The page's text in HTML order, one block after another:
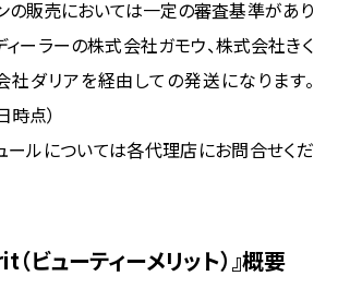
の販売においては一定の審査基準があり
ィーラーの株式会社ガモウ、株式会社きく
社ダリアを経由しての発送になります。
時点）
ルについては各代理店にお問合せくだ
ビューティーメリット）』概要